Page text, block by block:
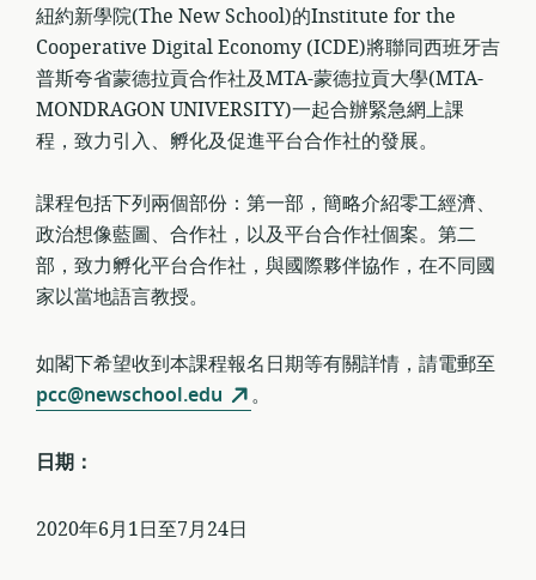
紐約新學院(The New School)的Institute for the
Cooperative Digital Economy (ICDE)將聯同西班牙吉
普斯夸省蒙德拉貢合作社及MTA-蒙德拉貢大學(MTA-
MONDRAGON UNIVERSITY)一起合辦緊急網上課
程，致力引入、孵化及促進平台合作社的發展。
課程包括下列兩個部份：第一部，簡略介紹零工經濟、
政治想像藍圖、合作社，以及平台合作社個案。第二
部，致力孵化平台合作社，與國際夥伴協作，在不同國
家以當地語言教授。
如閣下希望收到本課程報名日期等有關詳情，請電郵至
pcc@newschool.edu
。
日期：
2020年6月1日至7月24日